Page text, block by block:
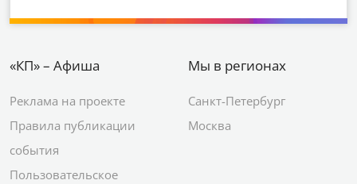
«КП» – Афиша
Реклама на проекте
Правила публикации
события
Пользовательское
Мы в регионах
Санкт-Петербург
Москва